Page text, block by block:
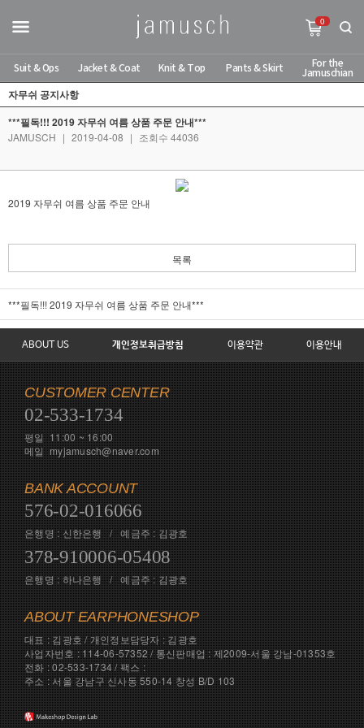
0
Suit & Ops Jacket & Coat Knit & Top Pants & Skirt
For the
Jamuschian
자무쉬 공지사항
***필독!!! 2019 자무쉬 여름 상품 주문 안내***
JAMUSCH | 2019-04-08 | 조회수 44036
2019 자무쉬 여름 상품 주문 안내
목록
***필독!!! 2019 자무쉬 여름 상품 주문 안내***
ABOUT US 개인정보취급방침 이용약관 이용안내
CUSTOMER CENTER
02-533-1734
평일 11:00 ~ 16:00
메일 myjamusch@naver.com
BANK ACCOUNT
576-02-016066
은행명 : 신한은행 / 예금주 : 김광호
378-910006-05408
은행명 : 하나은행 / 예금주 : 김광호
ABOUT EARPHONESHOP
대표 : 김광호 / 개인정보담당자 : 김광호
사업자번호 : 114-06-57352 / 통신판매업 : 제2009-서울 강남-01353호
전화 : 02-533-1734 / 팩스 :
주소 : 서울 강남구 신사동 550-14 창성 B/D 103